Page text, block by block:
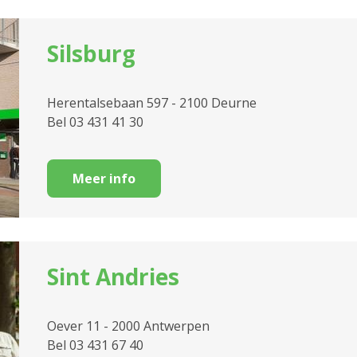
Kortverblijf
Silsburg
Herentalsebaan 597 - 2100 Deurne
Bel 03 431 41 30
Meer info
Sint Andries
Oever 11 - 2000 Antwerpen
Bel 03 431 67 40